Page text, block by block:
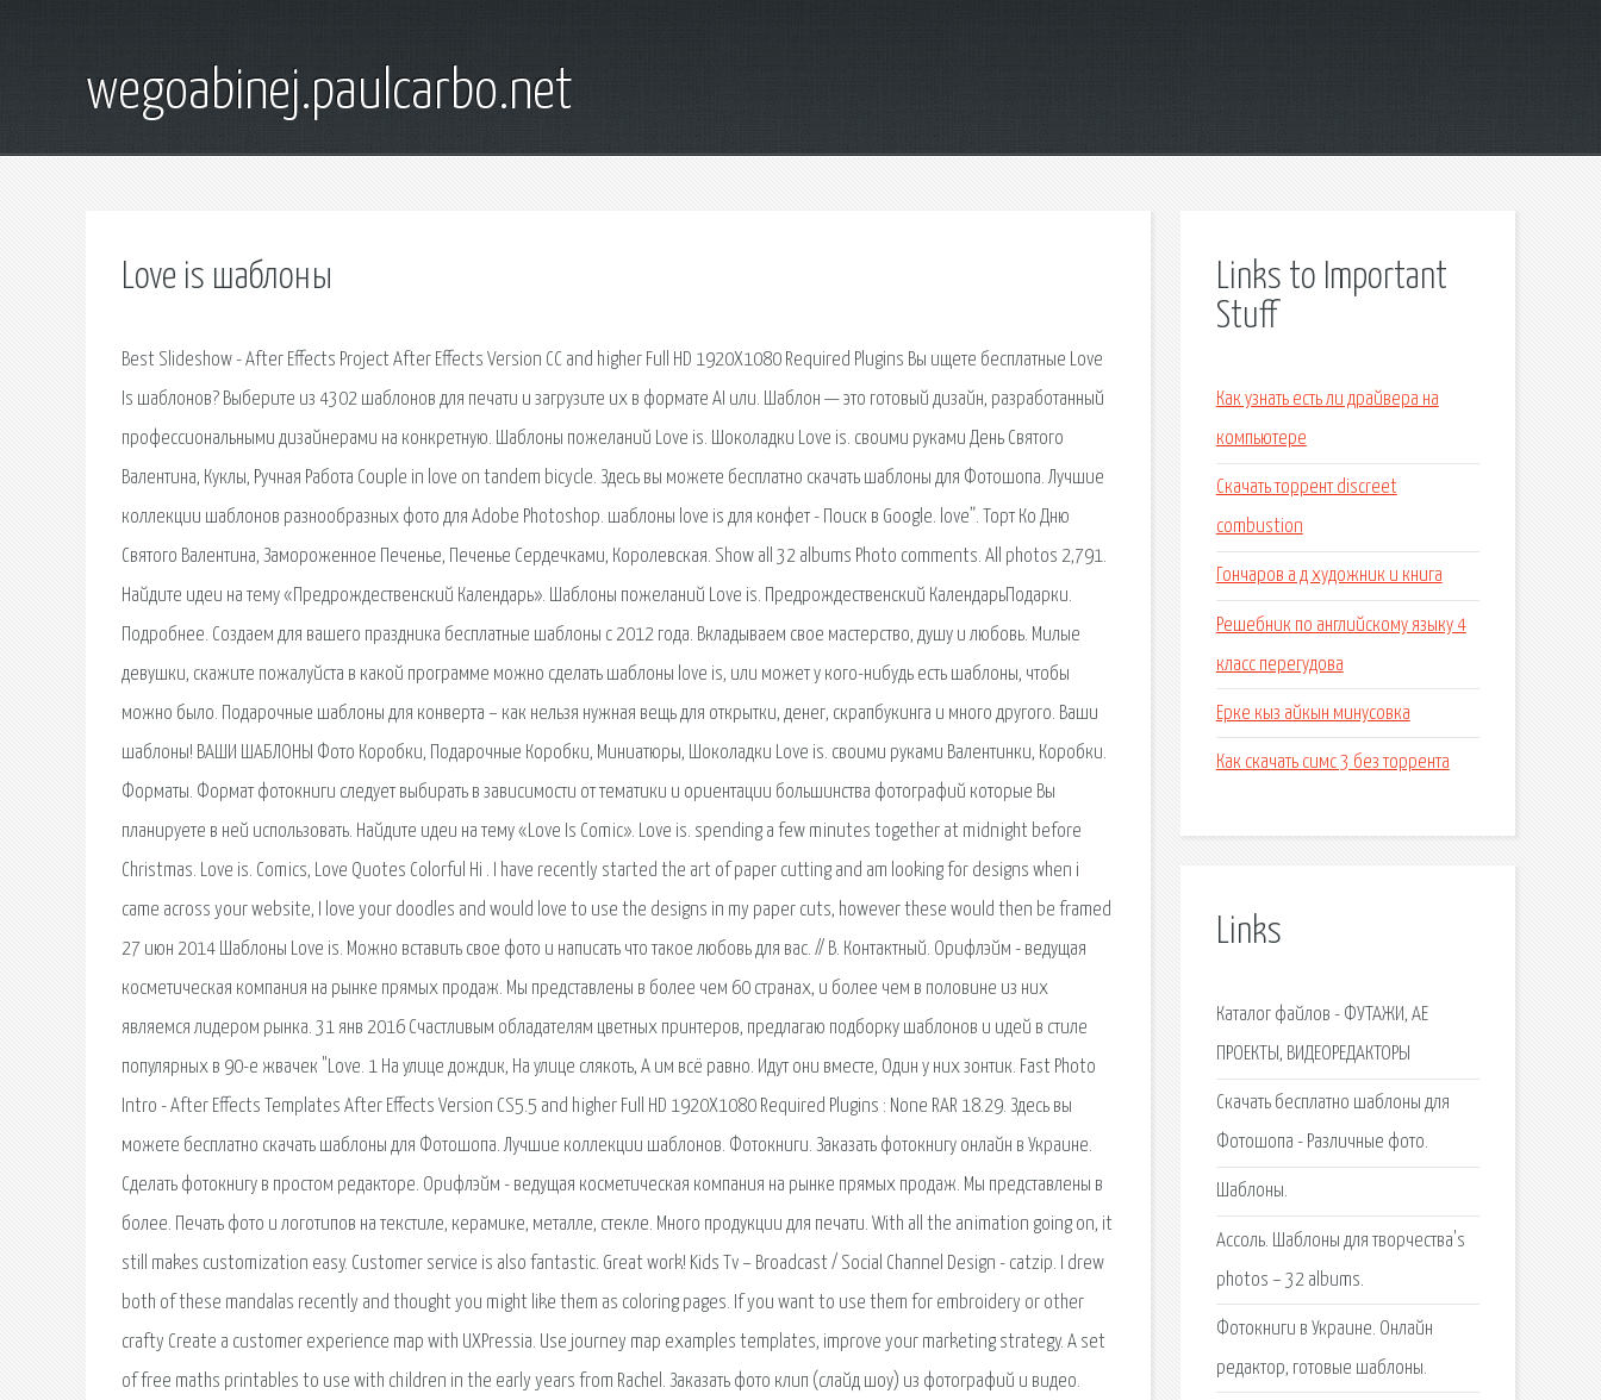
wegoabinej.paulcarbo.net
Love is шаблоны
Best Slideshow - After Effects Project After Effects Version CC and higher Full HD 1920X1080 Required Plugins Вы ищете бесплатные Love
Is шаблонов? Выберите из 4302 шаблонов для печати и загрузите их в формате AI или. Шаблон — это готовый дизайн, разработанный
профессиональными дизайнерами на конкретную. Шаблоны пожеланий Love is. Шоколадки Love is. своими руками День Святого
Валентина, Куклы, Ручная Работа Couple in love on tandem bicycle. Здесь вы можете бесплатно скачать шаблоны для Фотошопа. Лучшие
коллекции шаблонов разнообразных фото для Adobe Photoshop. шаблоны love is для конфет - Поиск в Google. love”. Торт Ко Дню
Святого Валентина, Замороженное Печенье, Печенье Сердечками, Королевская. Show all 32 albums Photo comments. All photos 2,791.
Найдите идеи на тему «Предрождественский Календарь». Шаблоны пожеланий Love is. Предрождественский КалендарьПодарки.
Подробнее. Создаем для вашего праздника бесплатные шаблоны с 2012 года. Вкладываем свое мастерство, душу и любовь. Милые
девушки, скажите пожалуйста в какой программе можно сделать шаблоны love is, или может у кого-нибудь есть шаблоны, чтобы
можно было. Подарочные шаблоны для конверта – как нельзя нужная вещь для открытки, денег, скрапбукинга и много другого. Ваши
шаблоны! ВАШИ ШАБЛОНЫ Фото Коробки, Подарочные Коробки, Миниатюры, Шоколадки Love is. своими руками Валентинки, Коробки.
Форматы. Формат фотокниги следует выбирать в зависимости от тематики и ориентации большинства фотографий которые Вы
планируете в ней использовать. Найдите идеи на тему «Love Is Comic». Love is. spending a few minutes together at midnight before
Christmas. Love is. Comics, Love Quotes Colorful Hi . I have recently started the art of paper cutting and am looking for designs when i
came across your website, I love your doodles and would love to use the designs in my paper cuts, however these would then be framed
27 июн 2014 Шаблоны Love is. Можно вставить свое фото и написать что такое любовь для вас. // В. Контактный. Орифлэйм - ведущая
косметическая компания на рынке прямых продаж. Мы представлены в более чем 60 странах, и более чем в половине из них
являемся лидером рынка. 31 янв 2016 Счастливым обладателям цветных принтеров, предлагаю подборку шаблонов и идей в стиле
популярных в 90-е жвачек "Love. 1 На улице дождик, На улице слякоть, А им всё равно. Идут они вместе, Один у них зонтик. Fast Photo
Intro - After Effects Templates After Effects Version CS5.5 and higher Full HD 1920X1080 Required Plugins : None RAR 18.29. Здесь вы
можете бесплатно скачать шаблоны для Фотошопа. Лучшие коллекции шаблонов. Фотокниги. Заказать фотокнигу онлайн в Украине.
Сделать фотокнигу в простом редакторе. Орифлэйм - ведущая косметическая компания на рынке прямых продаж. Мы представлены в
более. Печать фото и логотипов на текстиле, керамике, металле, стекле. Много продукции для печати. With all the animation going on, it
still makes customization easy. Customer service is also fantastic. Great work! Kids Tv – Broadcast / Social Channel Design - catzip. I drew
both of these mandalas recently and thought you might like them as coloring pages. If you want to use them for embroidery or other
crafty Create a customer experience map with UXPressia. Use journey map examples templates, improve your marketing strategy. A set
of free maths printables to use with children in the early years from Rachel. Заказать фото клип (слайд шоу) из фотографий и видео.
Links to Important
Stuff
Как узнать есть ли драйвера на
компьютере
Скачать торрент discreet
combustion
Гончаров а д художник и книга
Решебник по английскому языку 4
класс перегудова
Ерке кыз айкын минусовка
Как скачать симс 3 без торрента
Links
Каталог файлов - ФУТАЖИ, AE
ПРОЕКТЫ, ВИДЕОРЕДАКТОРЫ
Скачать бесплатно шаблоны для
Фотошопа - Различные фото.
Шаблоны.
Ассоль. Шаблоны для творчества's
photos – 32 albums.
Фотокниги в Украине. Онлайн
редактор, готовые шаблоны.